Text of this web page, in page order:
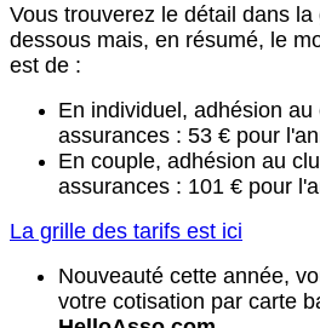
Vous trouverez le détail dans
dessous mais, en résumé, le
est de :
En individuel, adhésion au
assurances : 53 € pour
En couple, adhésion au
assurances : 101 € pour
La grille des tarifs est ici
Nouveauté cette année,
votre cotisation par carte